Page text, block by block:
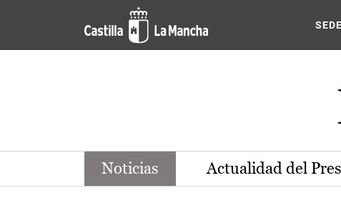
Pasar al contenido principal
Noticias de la región de
Noticias Actualidad del